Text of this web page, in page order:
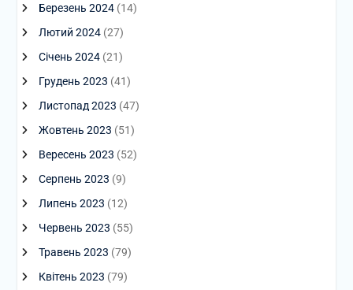
Березень 2024(14)
Лютий 2024(27)
Січень 2024(21)
Грудень 2023 (41)
Листопад 2023 (47)
Жовтень 2023 (51)
Вересень 2023 (52)
Серпень 2023 (9)
Липень 2023 (12)
Червень 2023 (55)
Травень 2023 (79)
Квітень 2023 (79)